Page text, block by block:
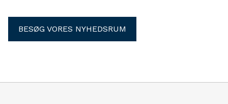
BESØG VORES NYHEDSRUM